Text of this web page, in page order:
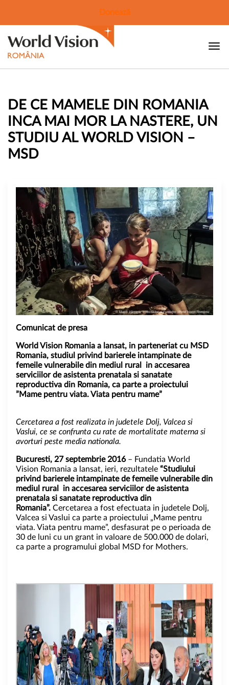
Donează
DE CE MAMELE DIN ROMANIA
INCA MAI MOR LA NASTERE, UN
STUDIU AL WORLD VISION –
MSD
Comunicat de presa
World Vision Romania a lansat, in parteneriat cu MSD
Romania, studiul privind barierele intampinate de
femeile vulnerabile din mediul rural in accesarea
serviciilor de asistenta prenatala si sanatate
reproductiva din Romania, ca parte a proiectului
”Mame pentru viata. Viata pentru mame”
Cercetarea a fost realizata in judetele Dolj, Valcea si
Vaslui, ce se confrunta cu rate de mortalitate materna si
avorturi peste media nationala.
Bucuresti, 27 septembrie 2016– Fundatia World
Vision Romania a lansat, ieri, rezultatele “Studiului
privind barierele intampinate de femeile vulnerabile din
mediul rural in accesarea serviciilor de asistenta
prenatala si sanatate reproductiva din
Romania”. Cercetarea a fost efectuata in judetele Dolj,
Valcea si Vaslui ca parte a proiectului „Mame pentru
viata. Viata pentru mame”, desfasurat pe o perioada de
30 de luni cu un grant in valoare de 500.000 de dolari,
ca parte a programului global MSD for Mothers.